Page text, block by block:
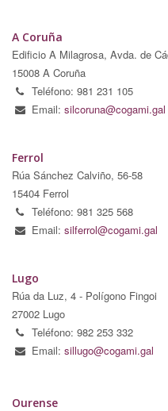
A Coruña
Edificio A Milagrosa, Avda. de
15008 A Coruña
Teléfono: 981 231 105
Email: silcoruna@cogami.gal
Ferrol
Rúa Sánchez Calviño, 56-58
15404 Ferrol
Teléfono: 981 325 568
Email: silferrol@cogami.gal
Lugo
Rúa da Luz, 4 - Polígono Fingoi
27002 Lugo
Teléfono: 982 253 332
Email: sillugo@cogami.gal
Ourense